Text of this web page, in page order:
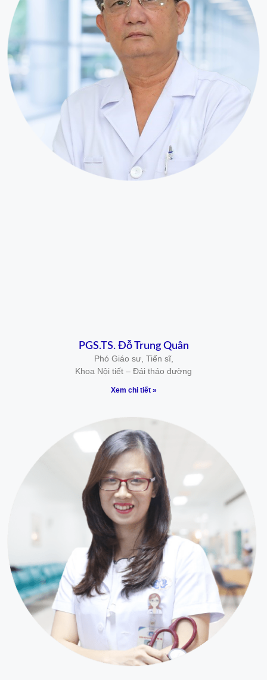
PGS.TS. Đỗ Trung Quân
Phó Giáo sư, Tiến sĩ,
Khoa Nội tiết – Đái tháo đường
Xem chi tiết »